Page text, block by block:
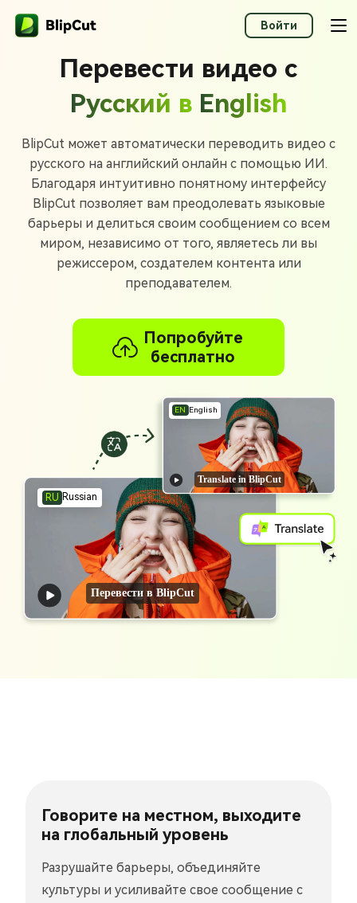
Войти
Перевести видео с
Русский в English
BlipCut может автоматически переводить видео с
русского на английский онлайн с помощью ИИ.
Благодаря интуитивно понятному интерфейсу
BlipCut позволяет вам преодолевать языковые
барьеры и делиться своим сообщением со всем
миром, независимо от того, являетесь ли вы
режиссером, создателем контента или
преподавателем.
Попробуйте
бесплатно
RU Russian
EN English
Перевести в BlipCut
Translate in BlipCut
Говорите на местном, выходите
на глобальный уровень
Разрушайте барьеры, объединяйте
культуры и усиливайте свое сообщение с